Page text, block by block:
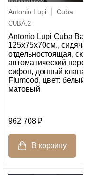
Antonio Lupi Cuba
CUBA.2
Antonio Lupi Cuba
125х75х70см.,
отдельностоящая,
автоматический
сифон, донный
Flumood, цвет: белый
матовый
962 708